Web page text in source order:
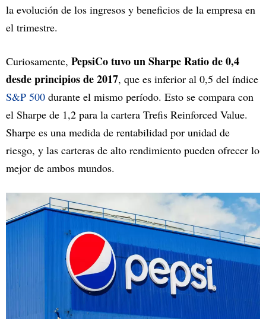
la evolución de los ingresos y beneficios de la empresa en
el trimestre.
Curiosamente, PepsiCo tuvo un Sharpe Ratio de 0,4
desde principios de 2017, que es inferior al 0,5 del índice
S&P 500 durante el mismo período. Esto se compara con
el Sharpe de 1,2 para la cartera Trefis Reinforced Value.
Sharpe es una medida de rentabilidad por unidad de
riesgo, y las carteras de alto rendimiento pueden ofrecer lo
mejor de ambos mundos.